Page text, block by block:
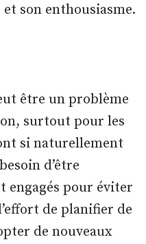
son enthousiasme.
être un problème
surtout pour les
si naturellement
d’être
engagés pour éviter
de planifier de
de nouveaux